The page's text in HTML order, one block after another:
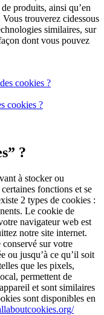
produits, ainsi qu’en
trouverez cidessous
similaires, sur
dont vous pouvez
cookies ?
cookies ?
?
à stocker ou
fonctions et se
2 types de cookies :
Le cookie de
navigateur web est
notre site internet.
sur votre
ou jusqu’à ce qu’il soit
que les pixels,
permettent de
et sont similaires
sont disponibles en